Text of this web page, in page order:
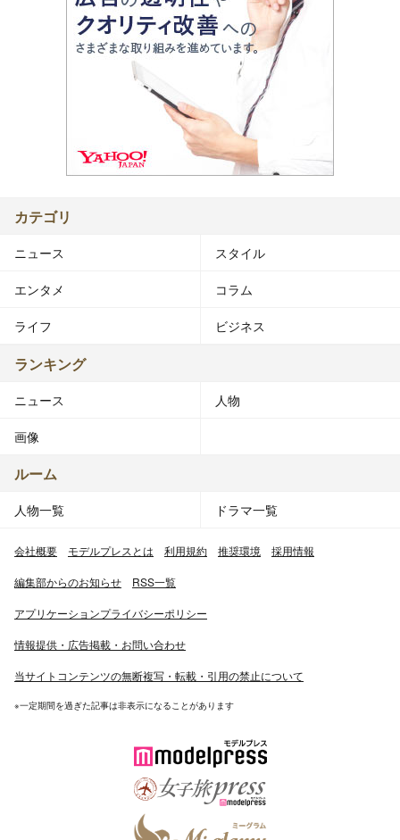
カテゴリ
ニュース スタイル
エンタメ コラム
ライフ ビジネス
ランキング
ニュース 人物
画像
ルーム
人物一覧 ドラマ一覧
会社概要 モデルプレスとは 利用規約 推奨環境 採用情報
編集部からのお知らせ RSS一覧
アプリケーションプライバシーポリシー
情報提供・広告掲載・お問い合わせ
当サイトコンテンツの無断複写・転載・引用の禁止について
※一定期間を過ぎた記事は非表示になることがあります